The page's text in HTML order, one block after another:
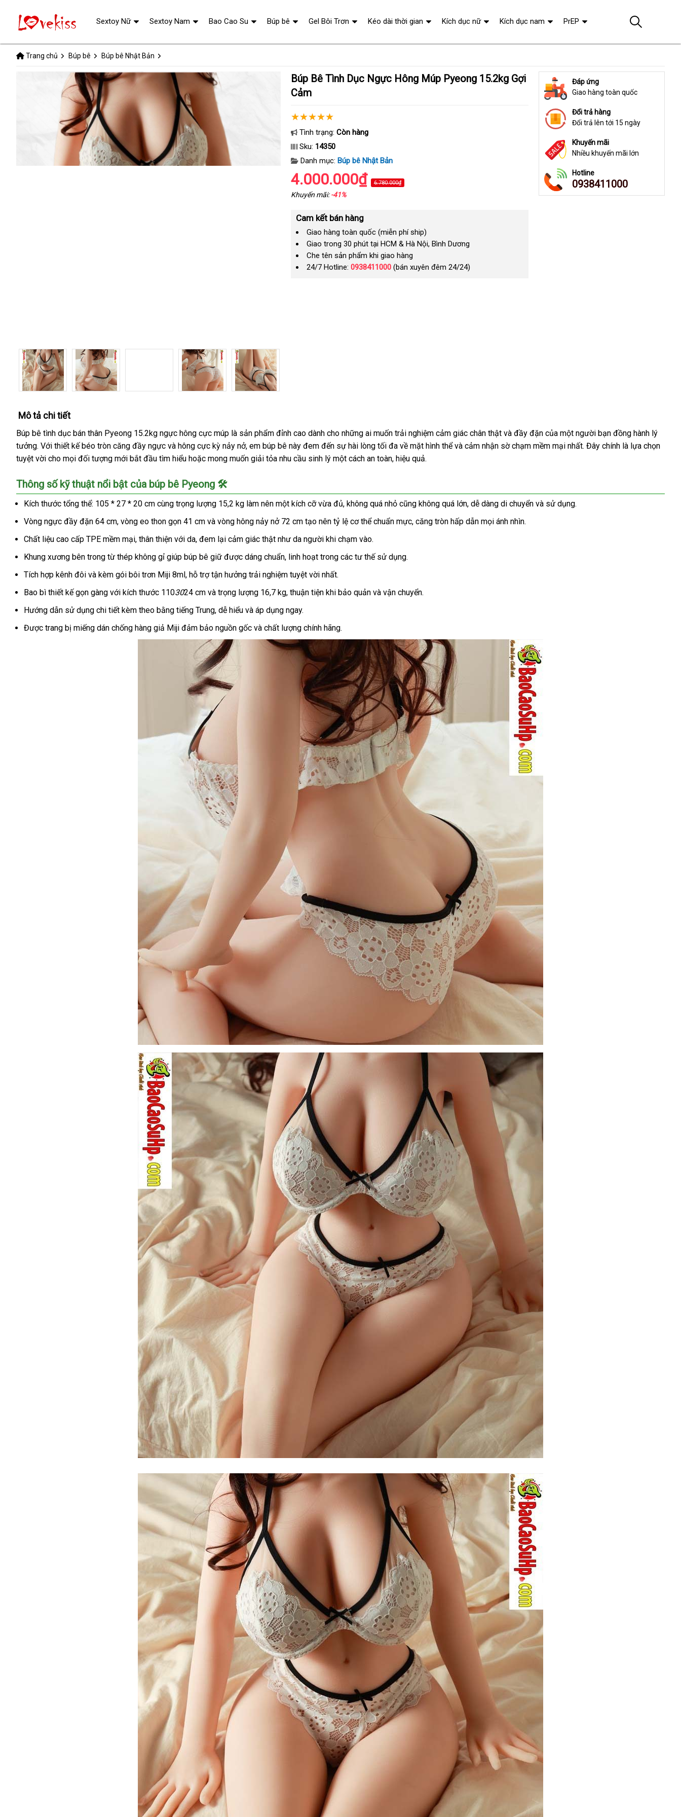
Trang chủ Búp bê Búp bê Nhật Bản
Búp Bê Tình Dục Ngực Hông Múp Pyeong 15.2kg Gợi
Cảm
Tình trạng: Còn hàng
Sku: 14350
Danh mục: Búp bê Nhật Bản
4.000.000₫ 6.780.000₫
Khuyến mãi:-41%
Cam kết bán hàng
Giao hàng toàn quốc (miễn phí ship)
Giao trong 30 phút tại HCM & Hà Nội, Bình Dương
Che tên sản phẩm khi giao hàng
24/7 Hotline: 0938411000(bán xuyên đêm 24/24)
Đáp ứng
Giao hàng toàn quốc
Đổi trả hàng
Đổi trả lên tới 15 ngày
Khuyến mãi
Nhiều khuyến mãi lớn
Hotline
0938411000
Mô tả chi tiết
Búp bê tình dục bán thân Pyeong 15.2kg ngực hông cực múp là sản phẩm đỉnh cao dành cho những ai muốn trải nghiệm cảm giác chân thật và đầy đặn của một người bạn đồng hành lý
tưởng. Với thiết kế béo tròn căng đầy ngực và hông cực kỳ nảy nở, em búp bê này đem đến sự hài lòng tối đa về mặt hình thể và cảm nhận sờ chạm mềm mại nhất. Đây chính là lựa chọn
tuyệt vời cho mọi đối tượng mới bắt đầu tìm hiểu hoặc mong muốn giải tỏa nhu cầu sinh lý một cách an toàn, hiệu quả.
Thông số kỹ thuật nổi bật của búp bê Pyeong 🛠️
Kích thước tổng thể: 105 * 27 * 20 cm cùng trọng lượng 15,2 kg làm nên một kích cỡ vừa đủ, không quá nhỏ cũng không quá lớn, dễ dàng di chuyển và sử dụng.
Vòng ngực đầy đặn 64 cm, vòng eo thon gọn 41 cm và vòng hông nảy nở 72 cm tạo nên tỷ lệ cơ thể chuẩn mực, căng tròn hấp dẫn mọi ánh nhìn.
Chất liệu cao cấp TPE mềm mại, thân thiện với da, đem lại cảm giác thật như da người khi chạm vào.
Khung xương bên trong từ thép không gỉ giúp búp bê giữ được dáng chuẩn, linh hoạt trong các tư thế sử dụng.
Tích hợp kênh đôi và kèm gói bôi trơn Miji 8ml, hỗ trợ tận hưởng trải nghiệm tuyệt vời nhất.
Bao bì thiết kế gọn gàng với kích thước 1103024 cm và trọng lượng 16,7 kg, thuận tiện khi bảo quản và vận chuyển.
Hướng dẫn sử dụng chi tiết kèm theo bằng tiếng Trung, dễ hiểu và áp dụng ngay.
Được trang bị miếng dán chống hàng giả Miji đảm bảo nguồn gốc và chất lượng chính hãng.
Sextoy Nữ Sextoy Nam Bao Cao Su Búp bê Gel Bôi Trơn Kéo dài thời gian Kích dục nữ Kích dục nam PrEP